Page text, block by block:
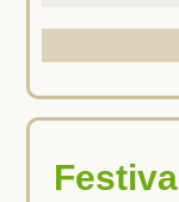
Festival Herbe Bleue à